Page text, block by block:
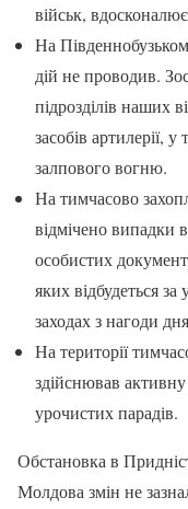
військ,
На
дій не проводив.
підрозділів наших
засобів артилерії,
залпового вогню.
На тимчасово
відмічено випадки
особистих
яких відбудеться
заходах з нагоди
На території
здійснював
урочистих парадів.
Обстановка в
Молдова змін не